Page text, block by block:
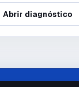
Abrir diagnóstico